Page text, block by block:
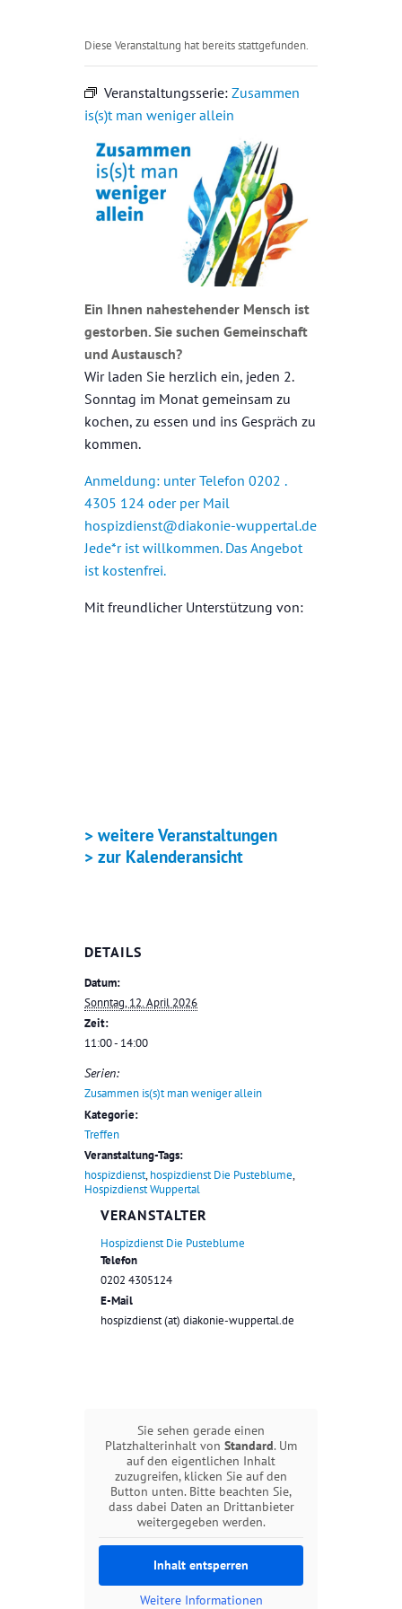
Diese Veranstaltung hat bereits stattgefunden.
Veranstaltungsserie: Zusammen
is(s)t man weniger allein
Ein Ihnen nahestehender Mensch ist
gestorben. Sie suchen Gemeinschaft
und Austausch?
Wir laden Sie herzlich ein, jeden 2.
Sonntag im Monat gemeinsam zu
kochen, zu essen und ins Gespräch zu
kommen.
Anmeldung: unter Telefon 0202 .
4305 124 oder per Mail
hospizdienst@diakonie-wuppertal.de
Jede*r ist willkommen. Das Angebot
ist kostenfrei.
Mit freundlicher Unterstützung von:
> weitere Veranstaltungen
> zur Kalenderansicht
DETAILS
Datum:
Sonntag, 12. April 2026
Zeit:
11:00 - 14:00
Serien:
Zusammen is(s)t man weniger allein
Kategorie:
Treffen
Veranstaltung-Tags:
hospizdienst,hospizdienst Die Pusteblume,
Hospizdienst Wuppertal
VERANSTALTER
Hospizdienst Die Pusteblume
Telefon
0202 4305124
E-Mail
hospizdienst (at) diakonie-wuppertal.de
Sie sehen gerade einen
Platzhalterinhalt von Standard. Um
auf den eigentlichen Inhalt
zuzugreifen, klicken Sie auf den
Button unten. Bitte beachten Sie,
dass dabei Daten an Drittanbieter
weitergegeben werden.
Inhalt entsperren
Weitere Informationen